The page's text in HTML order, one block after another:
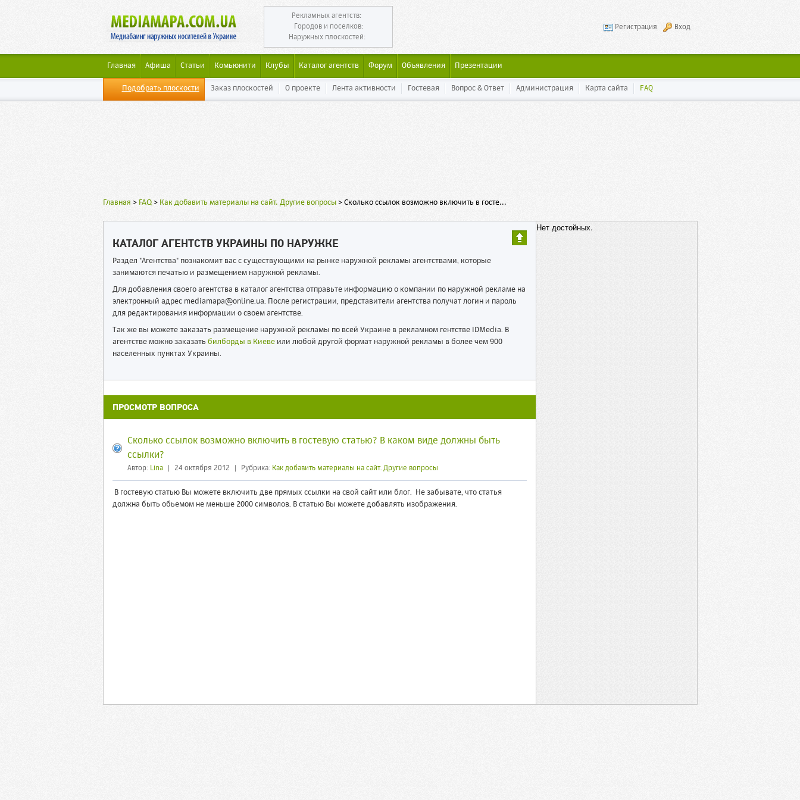
Рекламных агентств:
Городов и поселков:
Наружных плоскостей:
Регистрация Вход
Главная Афиша Статьи Комьюнити Клубы Каталог агентств Форум Объявления Презентации
Подобрать плоскости Заказ плоскостей О проекте Лента активности Гостевая Вопрос & Ответ Администрация Карта сайта FAQ
Главная > FAQ> Как добавить материалы на сайт. Другие вопросы> Сколько ссылок возможно включить в госте...
КАТАЛОГ АГЕНТСТВ УКРАИНЫ ПО НАРУЖКЕ
Раздел "Агентства" познакомит вас с существующими на рынке наружной рекламы агентствами, которые
занимаются печатью и размещением наружной рекламы.
Для добавления своего агентства в каталог агентства отправьте информацию о компании по наружной рекламе на
электронный адрес mediamapa@online.ua. После регистрации, представители агентства получат логин и пароль
для редактирования информации о своем агентстве.
Так же вы можете заказать размещение наружной рекламы по всей Украине в рекламном гентстве IDMedia. В
агентстве можно заказать билборды в Киевеили любой другой формат наружной рекламы в более чем 900
населенных пунктах Украины.
ПРОСМОТР ВОПРОСА
Сколько ссылок возможно включить в гостевую статью? В каком виде должны быть
ссылки?
Автор: Lina 24 октября 2012 Рубрика: Как добавить материалы на сайт. Другие вопросы
В гостевую статью Вы можете включить две прямых ссылки на свой сайт или блог. Не забывате, что статья
должна быть обьемом не меньше 2000 символов. В статью Вы можете добавлять изображения.
Нет достойных.